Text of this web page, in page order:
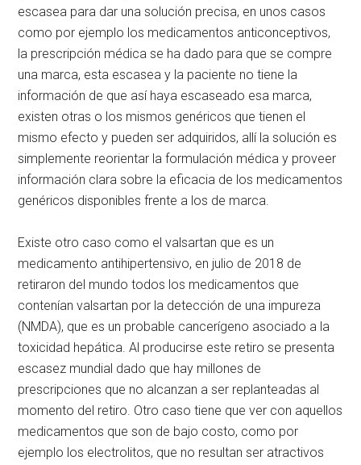
escasea para dar una solución precisa, en unos casos
como por ejemplo los medicamentos anticonceptivos,
la prescripción médica se ha dado para que se compre
una marca, esta escasea y la paciente no tiene la
información de que así haya escaseado esa marca,
existen otras o los mismos genéricos que tienen el
mismo efecto y pueden ser adquiridos, allí la solución es
simplemente reorientar la formulación médica y proveer
información clara sobre la eficacia de los medicamentos
genéricos disponibles frente a los de marca.
Existe otro caso como el valsartan que es un
medicamento antihipertensivo, en julio de 2018 de
retiraron del mundo todos los medicamentos que
contenían valsartan por la detección de una impureza
(NMDA), que es un probable cancerígeno asociado a la
toxicidad hepática. Al producirse este retiro se presenta
escasez mundial dado que hay millones de
prescripciones que no alcanzan a ser replanteadas al
momento del retiro. Otro caso tiene que ver con aquellos
medicamentos que son de bajo costo, como por
ejemplo los electrolitos, que no resultan ser atractivos